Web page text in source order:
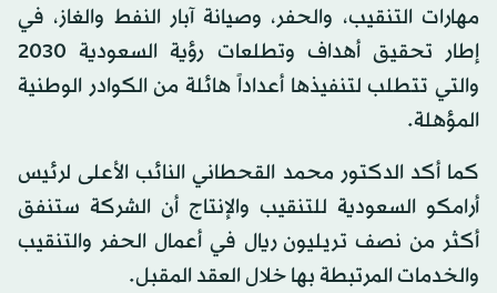
مهارات التنقيب، والحفر، وصيانة آبار النفط والغاز، في
إطار تحقيق أهداف وتطلعات رؤية السعودية 2030
والتي تتطلب لتنفيذها أعداداً هائلة من الكوادر الوطنية
المؤهلة.
كما أكد الدكتور محمد القحطاني النائب الأعلى لرئيس
أرامكو السعودية للتنقيب والإنتاج أن الشركة ستنفق
أكثر من نصف تريليون ريال في أعمال الحفر والتنقيب
والخدمات المرتبطة بها خلال العقد المقبل.